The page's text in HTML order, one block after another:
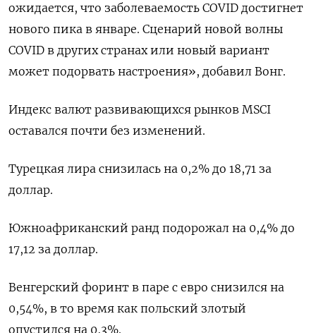
ожидается, что заболеваемость COVID достигнет
нового пика в январе. Сценарий новой волны
COVID в других странах или новый вариант
может подорвать настроения», добавил Вонг.
Индекс валют развивающихся рынков MSCI
оставался почти без изменений.
Турецкая лира снизилась на 0,2% до 18,71 за
доллар.
Южноафриканский ранд подорожал на 0,4% до
17,12 за доллар.
Венгерский форинт в паре с евро снизился на
0,54%, в то время как польский злотый
опустился на 0,3%.